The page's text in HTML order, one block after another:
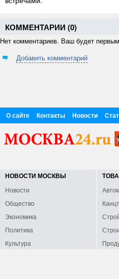
КОММЕНТАРИИ (0)
Нет комментариев. Ваш будет
Добавить комментарий
О сайте Контакты Новости
НОВОСТИ МОСКВЫ
Новости
Общество
Экономика
Политика
Культура